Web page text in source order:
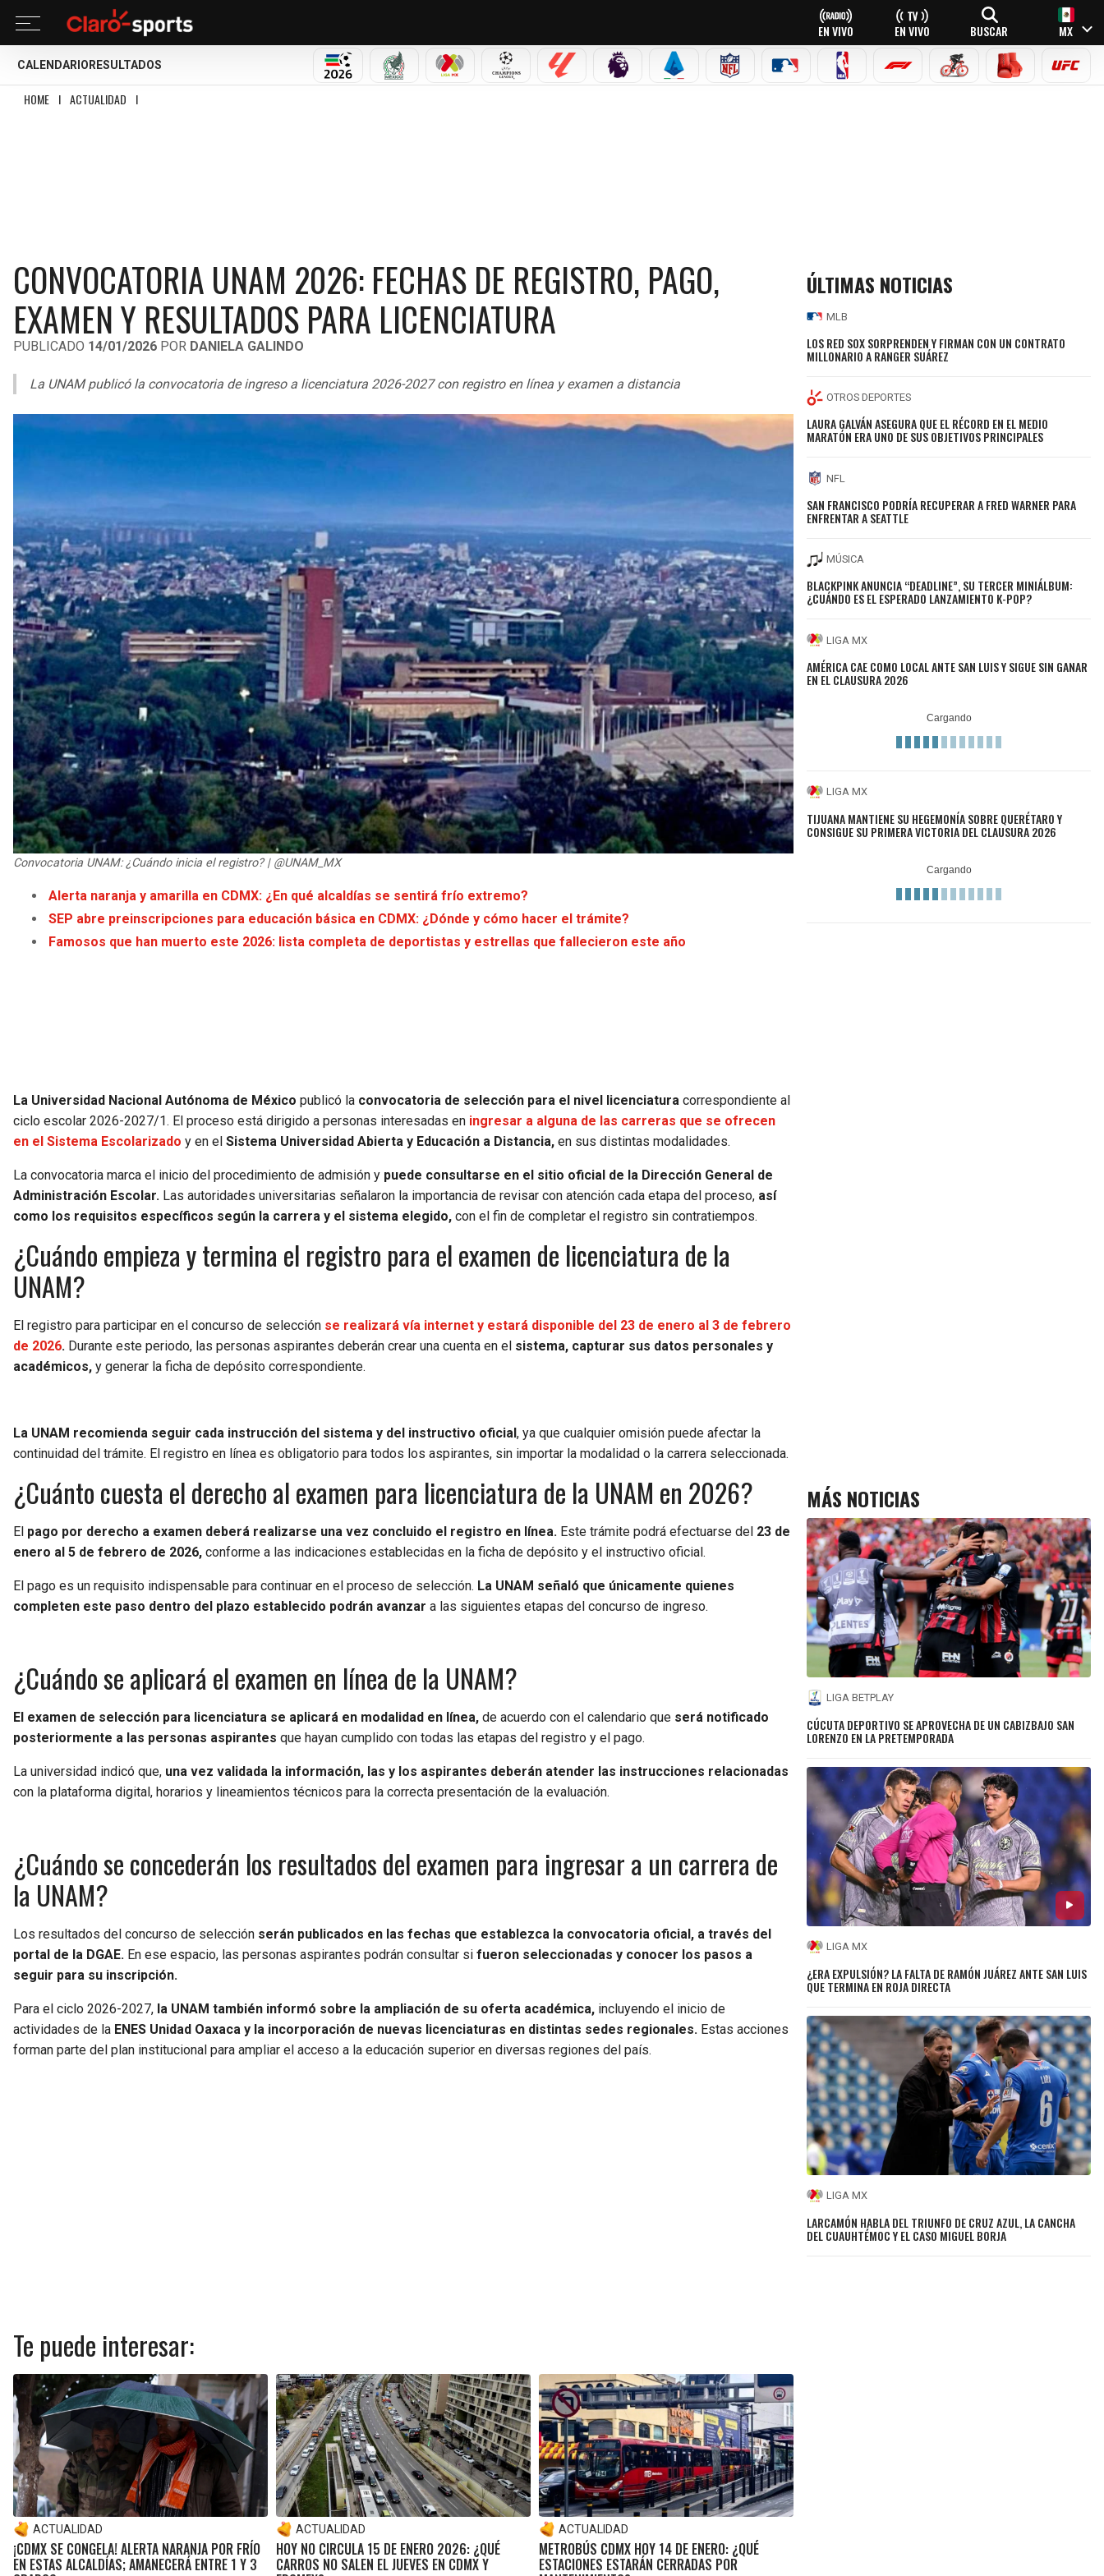
EN VIVO EN VIVO BUSCAR MX
CALENDARIO RESULTADOS
MUNDIAL 2026SELECCIÓN MEXICANA
LIGA MX CHAMPIONS LEAGUE
LALIGA PREMIER LEAGUE
SERIE A NFL MLB NBA FÓRMULA 1CICLISMOBOXEO UFC
HOME I ACTUALIDAD I
CONVOCATORIA UNAM 2026: FECHAS DE REGISTRO, PAGO,
EXAMEN Y RESULTADOS PARA LICENCIATURA
PUBLICADO 14/01/2026 POR DANIELA GALINDO
La UNAM publicó la convocatoria de ingreso a licenciatura 2026-2027 con registro en línea y examen a distancia
Convocatoria UNAM: ¿Cuándo inicia el registro? | @UNAM_MX
Alerta naranja y amarilla en CDMX: ¿En qué alcaldías se sentirá frío extremo?
SEP abre preinscripciones para educación básica en CDMX: ¿Dónde y cómo hacer el trámite?
Famosos que han muerto este 2026: lista completa de deportistas y estrellas que fallecieron este año
La Universidad Nacional Autónoma de México publicó la convocatoria de selección para el nivel licenciatura correspondiente al
ciclo escolar 2026-2027/1. El proceso está dirigido a personas interesadas en ingresar a alguna de las carreras que se ofrecen
en el Sistema Escolarizado y en el Sistema Universidad Abierta y Educación a Distancia, en sus distintas modalidades.
La convocatoria marca el inicio del procedimiento de admisión y puede consultarse en el sitio oficial de la Dirección General de
Administración Escolar. Las autoridades universitarias señalaron la importancia de revisar con atención cada etapa del proceso, así
como los requisitos específicos según la carrera y el sistema elegido, con el fin de completar el registro sin contratiempos.
¿Cuándo empieza y termina el registro para el examen de licenciatura de la
UNAM?
El registro para participar en el concurso de selección se realizará vía internet y estará disponible del 23 de enero al 3 de febrero
de 2026. Durante este periodo, las personas aspirantes deberán crear una cuenta en el sistema, capturar sus datos personales y
académicos, y generar la ficha de depósito correspondiente.
La UNAM recomienda seguir cada instrucción del sistema y del instructivo oficial, ya que cualquier omisión puede afectar la
continuidad del trámite. El registro en línea es obligatorio para todos los aspirantes, sin importar la modalidad o la carrera seleccionada.
¿Cuánto cuesta el derecho al examen para licenciatura de la UNAM en 2026?
El pago por derecho a examen deberá realizarse una vez concluido el registro en línea. Este trámite podrá efectuarse del 23 de
enero al 5 de febrero de 2026, conforme a las indicaciones establecidas en la ficha de depósito y el instructivo oficial.
El pago es un requisito indispensable para continuar en el proceso de selección. La UNAM señaló que únicamente quienes
completen este paso dentro del plazo establecido podrán avanzar a las siguientes etapas del concurso de ingreso.
¿Cuándo se aplicará el examen en línea de la UNAM?
El examen de selección para licenciatura se aplicará en modalidad en línea, de acuerdo con el calendario que será notificado
posteriormente a las personas aspirantes que hayan cumplido con todas las etapas del registro y el pago.
La universidad indicó que, una vez validada la información, las y los aspirantes deberán atender las instrucciones relacionadas
con la plataforma digital, horarios y lineamientos técnicos para la correcta presentación de la evaluación.
¿Cuándo se concederán los resultados del examen para ingresar a un carrera de
la UNAM?
Los resultados del concurso de selección serán publicados en las fechas que establezca la convocatoria oficial, a través del
portal de la DGAE. En ese espacio, las personas aspirantes podrán consultar si fueron seleccionadas y conocer los pasos a
seguir para su inscripción.
Para el ciclo 2026-2027, la UNAM también informó sobre la ampliación de su oferta académica, incluyendo el inicio de
actividades de la ENES Unidad Oaxaca y la incorporación de nuevas licenciaturas en distintas sedes regionales. Estas acciones
forman parte del plan institucional para ampliar el acceso a la educación superior en diversas regiones del país.
Te puede interesar:
ACTUALIDAD
¡CDMX SE CONGELA! ALERTA NARANJA POR FRÍO
EN ESTAS ALCALDÍAS; AMANECERÁ ENTRE 1 Y 3
ACTUALIDAD
HOY NO CIRCULA 15 DE ENERO 2026: ¿QUÉ
CARROS NO SALEN EL JUEVES EN CDMX Y
ACTUALIDAD
METROBÚS CDMX HOY 14 DE ENERO: ¿QUÉ
ESTACIONES ESTARÁN CERRADAS POR
ÚLTIMAS NOTICIAS
MLB
LOS RED SOX SORPRENDEN Y FIRMAN CON UN CONTRATO
MILLONARIO A RANGER SUÁREZ
OTROS DEPORTES
LAURA GALVÁN ASEGURA QUE EL RÉCORD EN EL MEDIO
MARATÓN ERA UNO DE SUS OBJETIVOS PRINCIPALES
NFL
SAN FRANCISCO PODRÍA RECUPERAR A FRED WARNER PARA
ENFRENTAR A SEATTLE
MÚSICA
BLACKPINK ANUNCIA “DEADLINE”, SU TERCER MINIÁLBUM:
¿CUÁNDO ES EL ESPERADO LANZAMIENTO K-POP?
LIGA MX
AMÉRICA CAE COMO LOCAL ANTE SAN LUIS Y SIGUE SIN GANAR
EN EL CLAUSURA 2026
LIGA MX
TIJUANA MANTIENE SU HEGEMONÍA SOBRE QUERÉTARO Y
CONSIGUE SU PRIMERA VICTORIA DEL CLAUSURA 2026
MÁS NOTICIAS
LIGA BETPLAY
CÚCUTA DEPORTIVO SE APROVECHA DE UN CABIZBAJO SAN
LORENZO EN LA PRETEMPORADA
LIGA MX
¿ERA EXPULSIÓN? LA FALTA DE RAMÓN JUÁREZ ANTE SAN LUIS
QUE TERMINA EN ROJA DIRECTA
LIGA MX
LARCAMÓN HABLA DEL TRIUNFO DE CRUZ AZUL, LA CANCHA
DEL CUAUHTÉMOC Y EL CASO MIGUEL BORJA